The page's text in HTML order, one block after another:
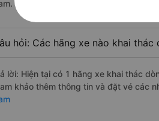
hỏi: Các hãng xe nào khai
lời: Hiện tại có 1 hãng xe khai thác
khảo thêm thông tin và đặt vé các